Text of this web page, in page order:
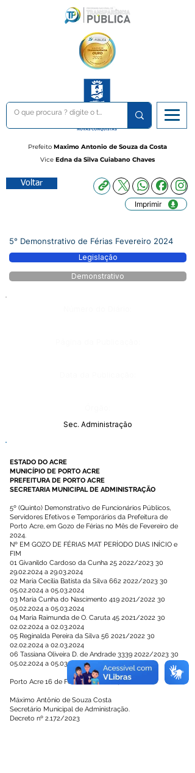
Prefeito Maximo Antonio de Souza da Costa
Vice Edna da Silva Cuiabano Chaves
Voltar
Imprimir
5° Demonstrativo de Férias Fevereiro 2024
Legislação
Demonstrativo
Sec. Administração
ESTADO DO ACRE
MUNICÍPIO DE PORTO ACRE
PREFEITURA DE PORTO ACRE
SECRETARIA MUNICIPAL DE ADMINISTRAÇÃO
5º (Quinto) Demonstrativo de Funcionários Públicos,
Servidores Efetivos e Temporários da Prefeitura de
Porto Acre, em Gozo de Férias no Mês de Fevereiro de
2024.
Nº EM GOZO DE FÉRIAS MAT PERÍODO DIAS INÍCIO e
FIM
01 Givanildo Cardoso da Cunha 25 2022/2023 30
29.02.2024 a 29.03.2024
02 Maria Cecilia Batista da Silva 662 2022/2023 30
05.02.2024 a 05.03.2024
03 Maria Cunha do Nascimento 419 2021/2022 30
05.02.2024 a 05.03.2024
04 Maria Raimunda de O. Caruta 45 2021/2022 30
02.02.2024 a 02.03.2024
05 Reginalda Pereira da Silva 56 2021/2022 30
02.02.2024 a 02.03.2024
06 Tassiana Oliveira D. de Andrade 3339 2022/2023 30
05.02.2024 a 05.03.2024
Porto Acre 16 de Fevereiro de 2024.
Máximo Antônio de Souza Costa
Secretário Municipal de Administração.
Decreto nº 2.172/2023